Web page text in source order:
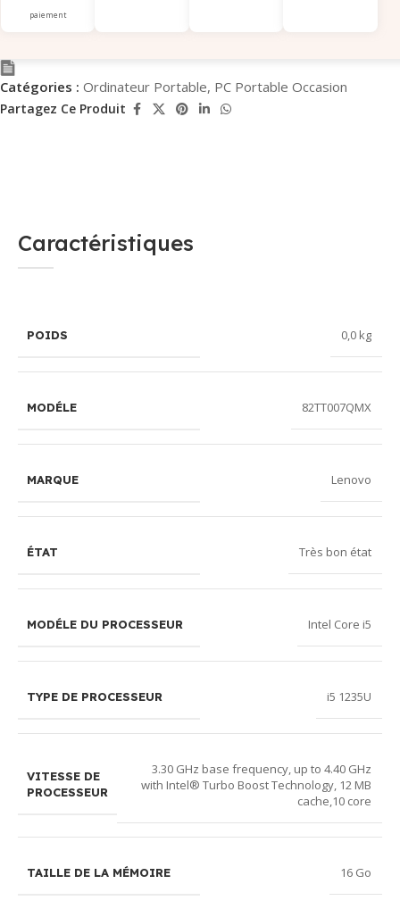
paiement
Catégories : Ordinateur Portable, PC Portable Occasion
Partagez Ce Produit
Caractéristiques
POIDS 0,0 kg
MODÉLE 82TT007QMX
MARQUE Lenovo
ÉTAT Très bon état
MODÉLE DU PROCESSEUR Intel Core i5
TYPE DE PROCESSEUR i5 1235U
VITESSE DE
PROCESSEUR
3.30 GHz base frequency, up to 4.40 GHz
with Intel® Turbo Boost Technology, 12 MB
cache,10 core
TAILLE DE LA MÉMOIRE 16 Go